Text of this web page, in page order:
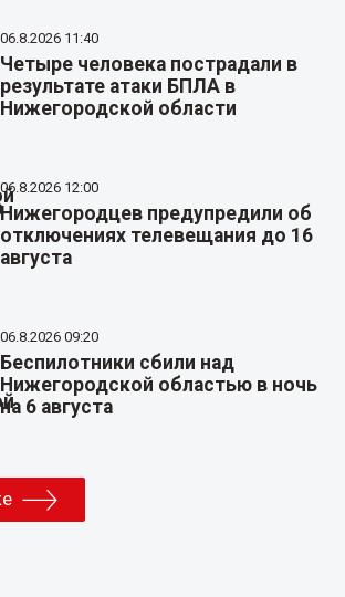
06.8.2026 11:40
Четыре человека пострадали в
результате атаки БПЛА в
Нижегородской области
06.8.2026 12:00
Нижегородцев предупредили об
отключениях телевещания до 16
августа
06.8.2026 09:20
Беспилотники сбили над
Нижегородской областью в ночь
на 6 августа